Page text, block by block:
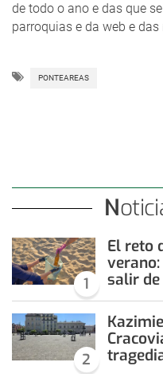
de todo o ano e das que
parroquias e da web e
PONTEAREAS
1
El reto
salir
2